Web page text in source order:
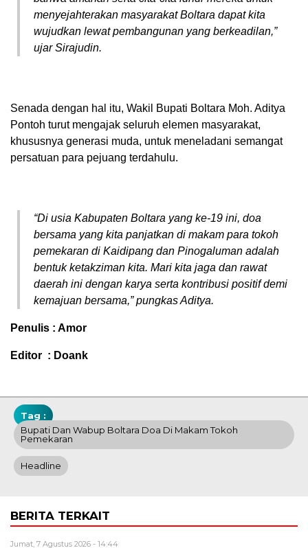
menyejahterakan masyarakat Boltara dapat kita
wujudkan lewat pembangunan yang berkeadilan,”
ujar Sirajudin.
Senada dengan hal itu, Wakil Bupati Boltara Moh. Aditya
Pontoh turut mengajak seluruh elemen masyarakat,
khususnya generasi muda, untuk meneladani semangat
persatuan para pejuang terdahulu.
“Di usia Kabupaten Boltara yang ke-19 ini, doa
bersama yang kita panjatkan di makam para tokoh
pemekaran di Kaidipang dan Pinogaluman adalah
bentuk ketakziman kita. Mari kita jaga dan rawat
daerah ini dengan karya serta kontribusi positif demi
kemajuan bersama,” pungkas Aditya.
Penulis : Amor
Editor : Doank
Tag :
Bupati Dan Wabup Boltara Doa Di Makam Tokoh
Pemekaran
Headline
BERITA TERKAIT
Jumat, 7 Agustus 2026 - 14:44